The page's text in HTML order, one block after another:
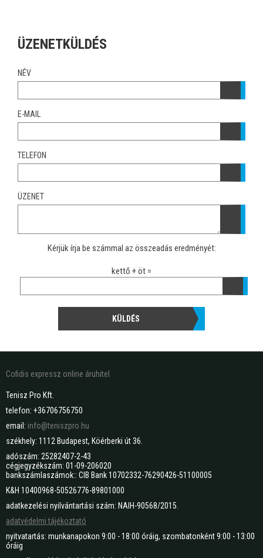
ÜZENETKÜLDÉS
NÉV
E-MAIL
TELEFON
ÜZENET
Kérjük írja be számmal az összeadás eredményét:
kettő + öt =
KÜLDÉS
Cofidis expressz online áruhitel
Tenisz Pro Kft.
telefon: +36706756750
email: info@teniszpro.hu
székhely: 1112 Budapest, Köérberki út 36.
adószám: 25282407-2-43
cégjegyzékszám: 01-09-206020
bankszámlaszámok:: CIB Bank 10702332-76290426-51100005
K&H 10400968-50526776-89801000
adatkezelési nyilvántartási szám: NAIH-90568/2015.
adatvédelmi tájékoztató
nyitvatartás: munkanapokon 9:00 - 18:00 óráig, szombatonként 9:00 - 13:00
óráig